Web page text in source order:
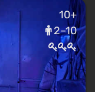
10+
2–10